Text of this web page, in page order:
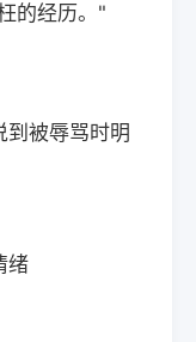
的经历。"
到被辱骂时明
绪